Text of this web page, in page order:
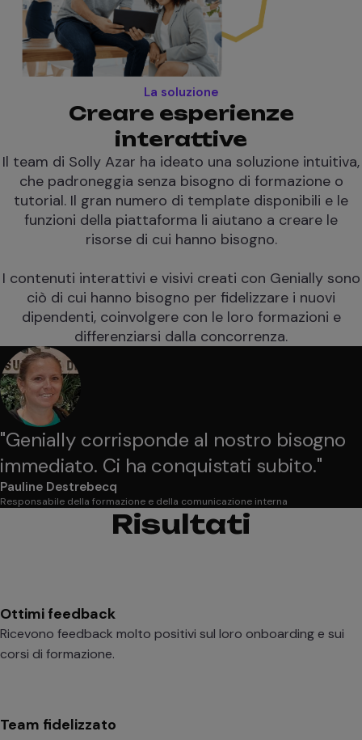
La soluzione
Creare esperienze
interattive
Il team di Solly Azar ha ideato una soluzione intuitiva,
che padroneggia senza bisogno di formazione o
tutorial. Il gran numero di template disponibili e le
funzioni della piattaforma li aiutano a creare le
risorse di cui hanno bisogno.
I contenuti interattivi e visivi creati con Genially sono
ciò di cui hanno bisogno per fidelizzare i nuovi
dipendenti, coinvolgere con le loro formazioni e
differenziarsi dalla concorrenza.
"Genially corrisponde al nostro bisogno
immediato. Ci ha conquistati subito."
Pauline Destrebecq
Responsabile della formazione e della comunicazione interna
Risultati
Ottimi feedback
Ricevono feedback molto positivi sul loro onboarding e sui
corsi di formazione.
Team fidelizzato